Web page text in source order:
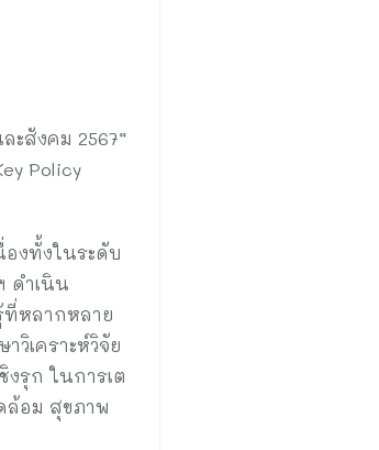
ะสังคม 2567”
Policy
องทั้งในระดับ
ดำเนิน
ที่หลากหลาย
เคราะห์วิจัย
งรุก ในการเต
ล้อม สุขภาพ